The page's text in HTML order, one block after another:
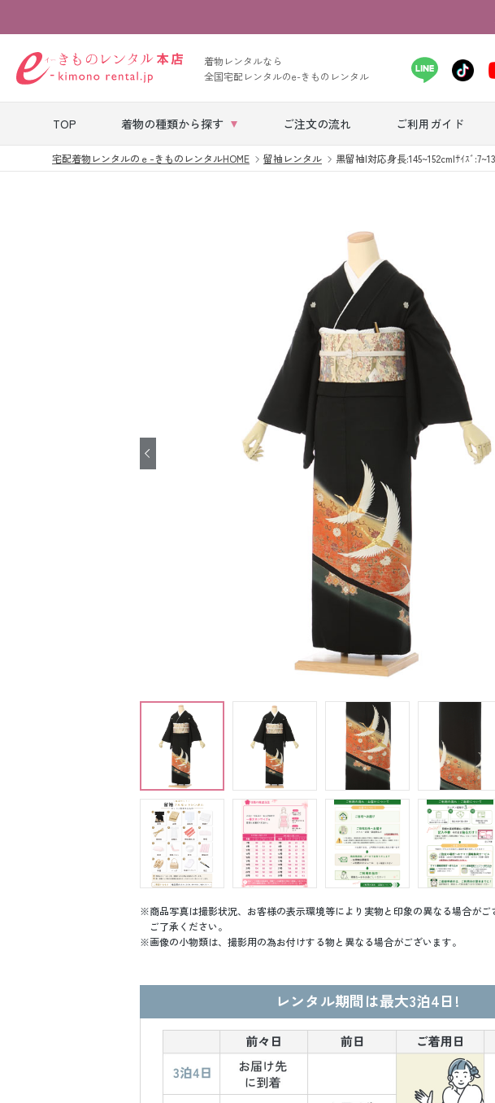
着物レンタルなら
全国宅配レンタルのe-きものレンタル
TOP 着物の種類から探す ご注文の流れ ご利用ガイド
七五三レンタル 振袖レンタル
ジュニア着物レ
ンタル
男性礼装レンタ
小物販売品
宅配着物レンタルのｅ-きものレンタルHOME 留袖レンタル 黒留袖|対応身長:145~152cm|ｻｲｽﾞ
商品写真は撮影状況、お客様の表示環境等により実物と印象の異なる場合がご
ご了承ください。
画像の小物類は、撮影用の為お付けする物と異なる場合がございます。
レンタル期間は最大3泊4日!